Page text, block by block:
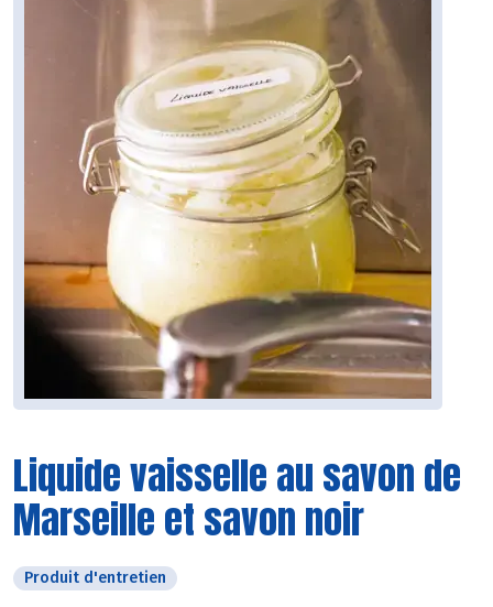
Liquide vaisselle au savon de
Marseille et savon noir
Produit d'entretien